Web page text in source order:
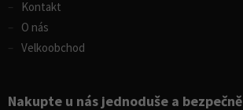
Kontakt
O nás
Velkoobchod
Nakupte u nás jednoduše a bezpečně